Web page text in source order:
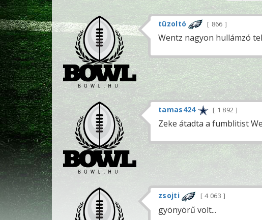
tûzoltó 866
Wentz nagyon hullámzó
tamas424 1 892
Zeke átadta a fumblitist
zsojti 4 063
gyönyörű volt...